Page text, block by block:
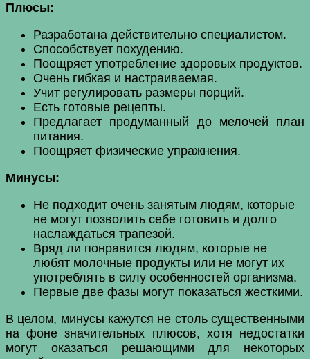
Плюсы:
Разработана действительно специалистом.
Способствует похудению.
Поощряет употребление здоровых продуктов.
Очень гибкая и настраиваемая.
Учит регулировать размеры порций.
Есть готовые рецепты.
Предлагает продуманный до мелочей план
питания.
Поощряет физические упражнения.
Минусы:
Не подходит очень занятым людям, которые
не могут позволить себе готовить и долго
наслаждаться трапезой.
Вряд ли понравится людям, которые не
любят молочные продукты или не могут их
употреблять в силу особенностей организма.
Первые две фазы могут показаться жесткими.
В целом, минусы кажутся не столь существенными
на фоне значительных плюсов, хотя недостатки
могут оказаться решающими для некоторых